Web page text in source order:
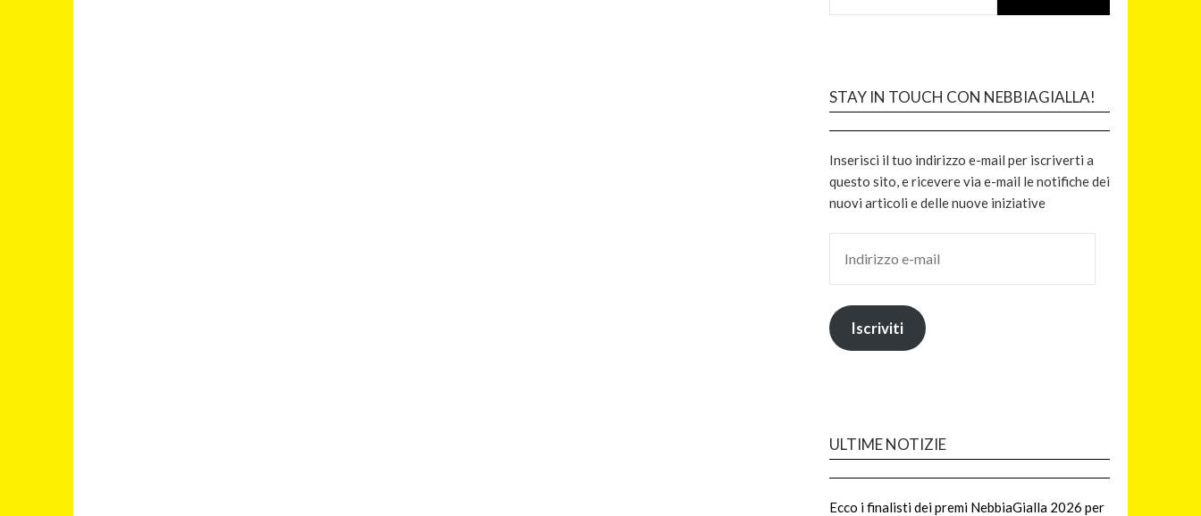
STAY IN TOUCH CON NEBBIAGIALLA!
Inserisci il tuo indirizzo e-mail per iscriverti a
questo sito, e ricevere via e-mail le notifiche dei
nuovi articoli e delle nuove iniziative
Iscriviti
ULTIME NOTIZIE
Ecco i finalisti dei premi NebbiaGialla 2026 per